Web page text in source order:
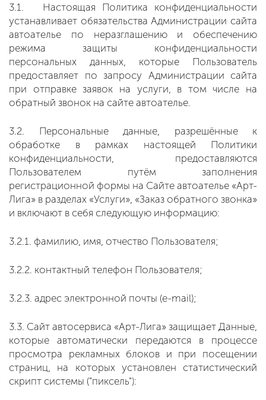
3.1. Настоящая Политика конфиденциальности
устанавливает обязательства Администрации сайта
автоателье по неразглашению и обеспечению
режима защиты конфиденциальности
персональных данных, которые Пользователь
предоставляет по запросу Администрации сайта
при отправке заявок на услуги, в том числе на
обратный звонок на сайте автоателье.
3.2. Персональные данные, разрешённые к
обработке в рамках настоящей Политики
конфиденциальности, предоставляются
Пользователем путём заполнения
регистрационной формы на Сайте автоателье «Арт-
Лига» в разделах «Услуги», «Заказ обратного звонка»
и включают в себя следующую информацию:
3.2.1. фамилию, имя, отчество Пользователя;
3.2.2. контактный телефон Пользователя;
3.2.3. адрес электронной почты (e-mail);
3.3. Сайт автосервиса «Арт-Лига» защищает Данные,
которые автоматически передаются в процессе
просмотра рекламных блоков и при посещении
страниц, на которых установлен статистический
скрипт системы ("пиксель"):